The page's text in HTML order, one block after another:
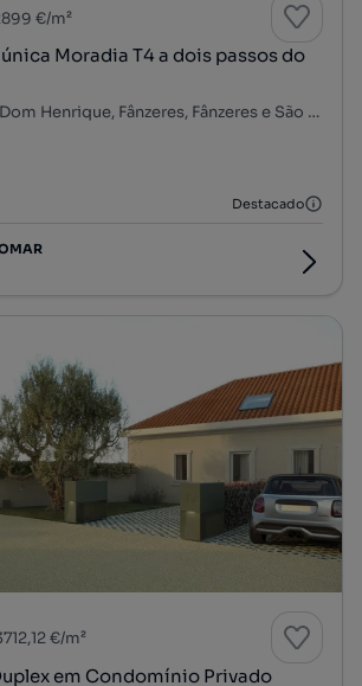
€/m²
Moradia T4 a dois passos do
Travessa Infante Dom Henrique, Fânzeres, Fânzeres e São Pedro da Cova, Gondomar, Porto
quadrado
Destacado
€/m²
em Condomínio Privado